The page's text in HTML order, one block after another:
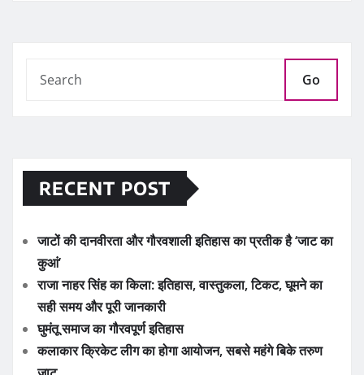
Go
RECENT POST
जाटों की दानवीरता और गौरवशाली इतिहास का प्रतीक है ‘जाट का
कुआं’
राजा नाहर सिंह का किला: इतिहास, वास्तुकला, टिकट, घूमने का
सही समय और पूरी जानकारी
घुमंतू समाज का गौरवपूर्ण इतिहास
कलाकार क्रिकेट लीग का होगा आयोजन, सबसे महंगे बिके तरुण